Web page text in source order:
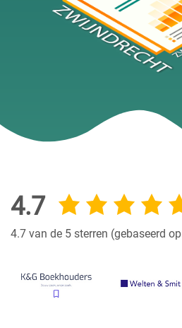
4.7
4.7 van de 5 sterren (gebaseerd op